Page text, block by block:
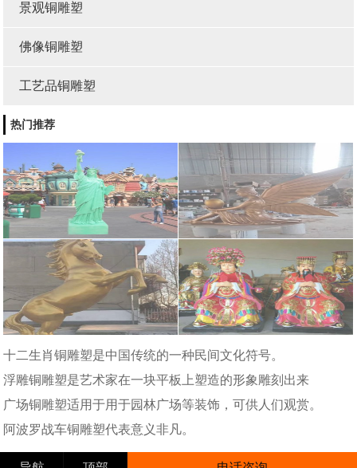
景观铜雕塑
佛像铜雕塑
工艺品铜雕塑
热门推荐
十二生肖铜雕塑是中国传统的一种民间文化符号。
浮雕铜雕塑是艺术家在一块平板上塑造的形象雕刻出来
广场铜雕塑适用于用于园林广场等装饰，可供人们观赏。
阿波罗战车铜雕塑代表意义非凡。